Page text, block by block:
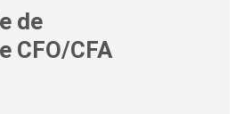
de
CFO/CFA